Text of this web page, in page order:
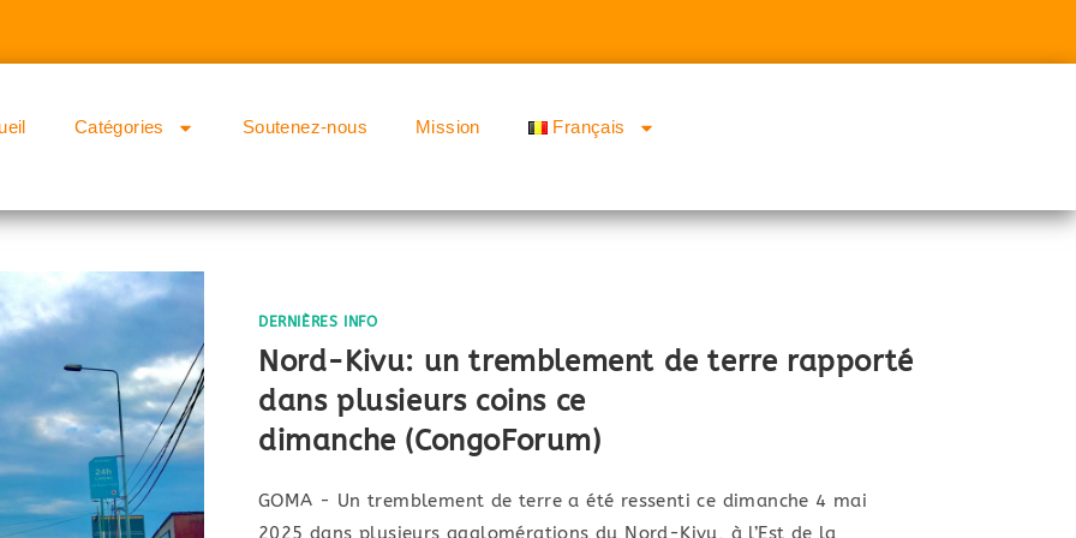
Catégories Soutenez-nous Mission Français
DERNIÈRES INFO
Nord-Kivu: un tremblement de terre rapporté
dans plusieurs coins ce
dimanche (CongoForum)
GOMA - Un tremblement de terre a été ressenti ce dimanche 4 mai
2025 dans plusieurs agglomérations du Nord-Kivu, à l’Est de la